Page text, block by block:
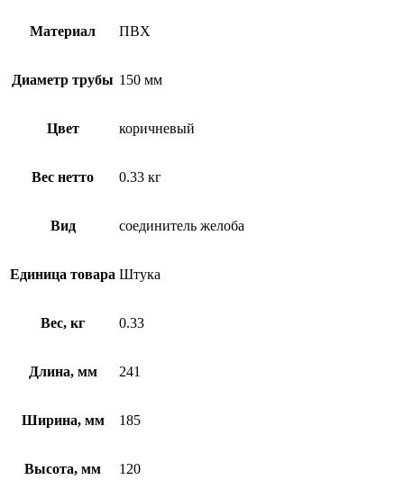
Материал ПВХ
Диаметр трубы 150 мм
Цвет коричневый
Вес нетто 0.33 кг
Вид соединитель желоба
Единица товара Штука
Вес, кг 0.33
Длина, мм 241
Ширина, мм 185
Высота, мм 120